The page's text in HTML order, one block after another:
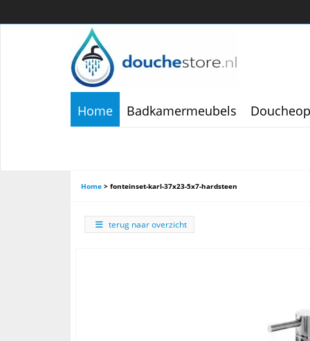
Home Badkamermeubels
Home > fonteinset-karl-37x23-5x7-hardsteen
terug naar overzicht